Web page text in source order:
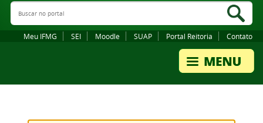
Buscar no portal
Meu IFMG SEI Moodle SUAP Portal Reitoria Contato